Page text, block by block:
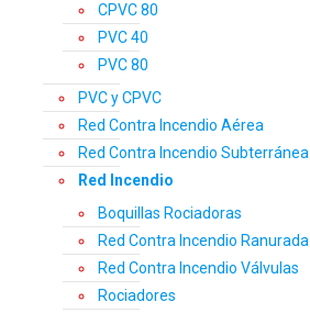
CPVC 80
PVC 40
PVC 80
PVC y CPVC
Red Contra Incendio Aérea
Red Contra Incendio Subterránea
Red Incendio
Boquillas Rociadoras
Red Contra Incendio Ranurada
Red Contra Incendio Válvulas
Rociadores